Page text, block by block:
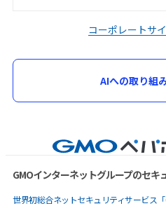
コーポレートサ
AIへの取り組
GMOインターネットグループのセキ
世界初総合ネットセキュリティサービス「